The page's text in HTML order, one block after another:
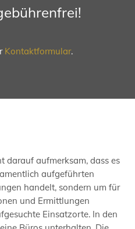
Kontaktformular.
darauf aufmerksam, dass es
aufgeführten
handelt, sondern um für
und Ermittlungen
Einsatzorte. In den